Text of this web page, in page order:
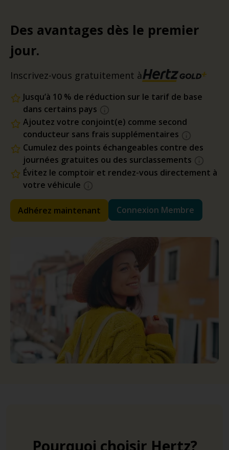
Des avantages dès le premier
jour.
Inscrivez-vous gratuitement à
Jusqu’à 10 % de réduction sur le tarif de base
dans certains pays
Ajoutez votre conjoint(e) comme second
conducteur sans frais supplémentaires
Cumulez des points échangeables contre des
journées gratuites ou des surclassements
Évitez le comptoir et rendez-vous directement à
votre véhicule
Adhérez maintenant Connexion Membre
Pourquoi choisir Hertz?